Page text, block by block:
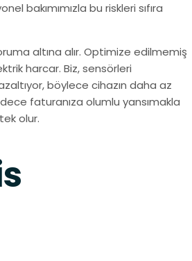
bakımımızla bu riskleri sıfıra
altına alır. Optimize edilmemiş
harcar. Biz, sensörleri
böylece cihazın daha az
faturanıza olumlu yansımakla
olur.